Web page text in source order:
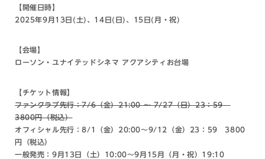
【開催日時】
2025年9月13日(土)、14日(日)、15日(月・祝)
【会場】
ローソン・ユナイテッドシネマ アクアシティお台場
【チケット情報】
ファンクラブ先行：7/6（金）21:00 〜 7/27（日）23：59
3800円（税込）
オフィシャル先行：8/1（金）20:00〜9/12（金）23：59 3800
円（税込）
一般発売：9月13日（土）10:00～9月15月（月・祝）19:10